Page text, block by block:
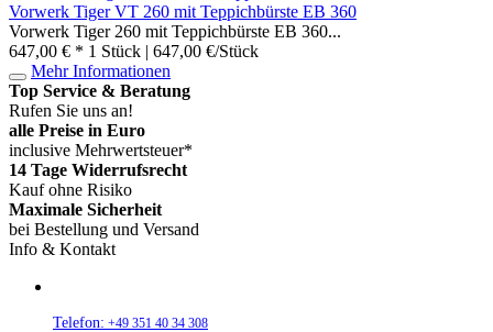
Vorwerk Tiger VT 260 mit Teppichbürste EB 360
Vorwerk Tiger 260 mit Teppichbürste EB 360...
647,00 € * 1 Stück | 647,00 €/Stück
Mehr Informationen
Top Service & Beratung
Rufen Sie uns an!
alle Preise in Euro
inclusive Mehrwertsteuer*
14 Tage Widerrufsrecht
Kauf ohne Risiko
Maximale Sicherheit
bei Bestellung und Versand
Info & Kontakt
Telefon: +49 351 40 34 308